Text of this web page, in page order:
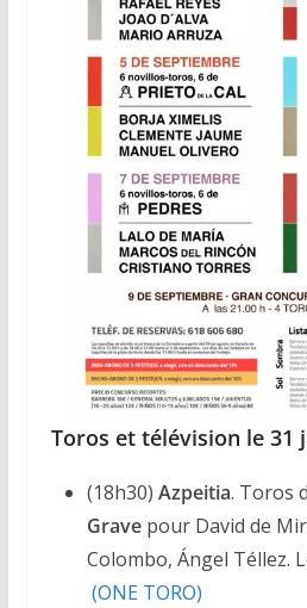
Toros et télévision le 31
(18h30) Azpeitia. Toros
Gravepour David de
Colombo, Ángel Téllez.
(ONE TORO)